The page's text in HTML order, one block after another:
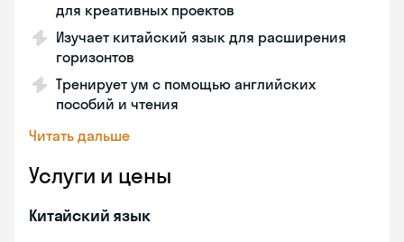
для креативных проектов
Изучает китайский язык для расширения
горизонтов
Тренирует ум с помощью английских
пособий и чтения
Читать дальше
Услуги и цены
Китайский язык